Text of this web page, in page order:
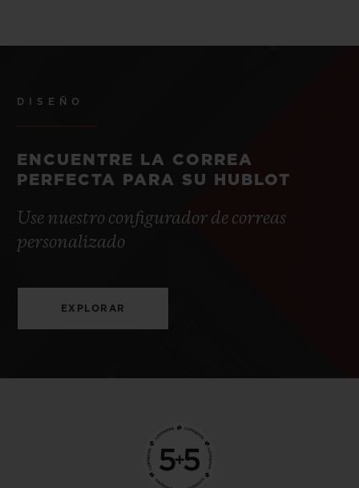
DISEÑO
ENCUENTRE LA CORREA
PERFECTA PARA SU HUBLOT
Use nuestro configurador de correas
personalizado
EXPLORAR